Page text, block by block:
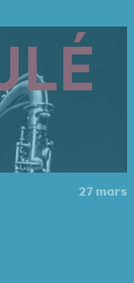
27 mars